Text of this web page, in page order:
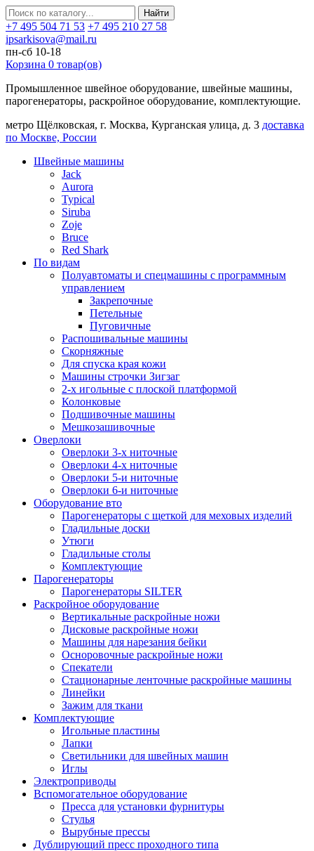
Найти
+7 495 504 71 53 +7 495 210 27 58
ipsarkisova@mail.ru
пн-сб 10-18
Корзина 0 товар(ов)
Промышленное швейное оборудование, швейные машины,
парогенераторы, раскройное оборудование, комплектующие.
метро Щёлковская, г. Москва, Курганская улица, д. 3 доставка
по Москве, России
Швейные машины
Jack
Aurora
Typical
Siruba
Zoje
Bruce
Red Shark
По видам
Полуавтоматы и спецмашины с программным
управлением
Закрепочные
Петельные
Пуговичные
Распошивальные машины
Скорняжные
Для спуска края кожи
Машины строчки Зигзаг
2-х игольные с плоской платформой
Колонковые
Подшивочные машины
Мешкозашивочные
Оверлоки
Оверлоки 3-х ниточные
Оверлоки 4-х ниточные
Оверлоки 5-и ниточные
Оверлоки 6-и ниточные
Оборудование вто
Парогенераторы с щеткой для меховых изделий
Гладильные доски
Утюги
Гладильные столы
Комплектующие
Парогенераторы
Парогенераторы SILTER
Раскройное оборудование
Вертикальные раскройные ножи
Дисковые раскройные ножи
Машины для нарезания бейки
Осноровочные раскройные ножи
Спекатели
Стационарные ленточные раскройные машины
Линейки
Зажим для ткани
Комплектующие
Игольные пластины
Лапки
Светильники для швейных машин
Иглы
Электроприводы
Вспомогательное оборудование
Пресса для установки фурнитуры
Стулья
Вырубные прессы
Дублирующий пресс проходного типа